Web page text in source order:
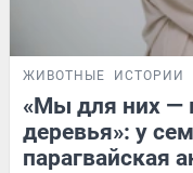
ЖИВОТНЫЕ ИСТОРИИ
«Мы для них —
деревья»: у
парагвайская